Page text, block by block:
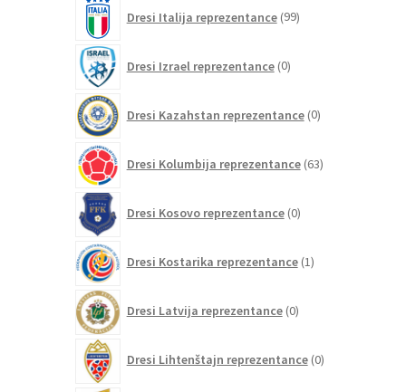
Dresi Italija reprezentance 99izdelkov
Dresi Izrael reprezentance 0izdelkov
Dresi Kazahstan reprezentance 0izdelkov
Dresi Kolumbija reprezentance 63izdelkov
Dresi Kosovo reprezentance 0izdelkov
Dresi Kostarika reprezentance 1izdelek
Dresi Latvija reprezentance 0izdelkov
Dresi Lihtenštajn reprezentance 0izdelkov